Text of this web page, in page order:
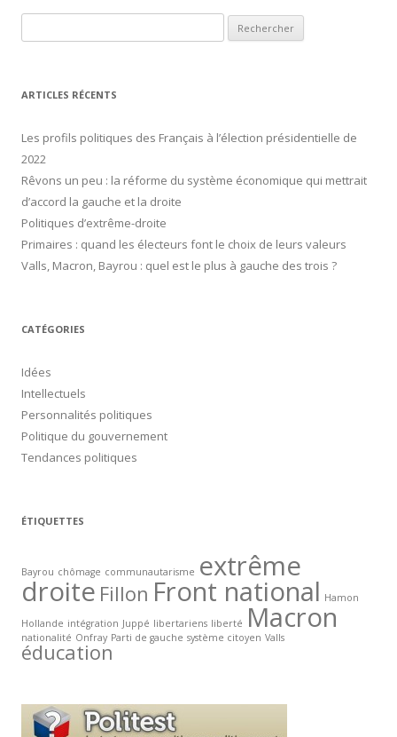
e
h
r
c
h
e
r
:
ARTICLES RÉCENTS
Les profils politiques des Français à l’élection présidentielle de
2022
Rêvons un peu : la réforme du système économique qui mettrait
d’accord la gauche et la droite
Politiques d’extrême-droite
Primaires : quand les électeurs font le choix de leurs valeurs
Valls, Macron, Bayrou : quel est le plus à gauche des trois ?
CATÉGORIES
Idées
Intellectuels
Personnalités politiques
Politique du gouvernement
Tendances politiques
ÉTIQUETTES
Bayrou chômage communautarisme extrême
droite Fillon Front national Hamon
Hollande intégration Juppé libertariens liberté Macron
nationalité Onfray Parti de gauche système citoyen Valls
éducation